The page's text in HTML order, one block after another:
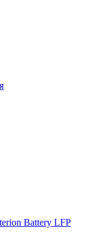
Battery LFP